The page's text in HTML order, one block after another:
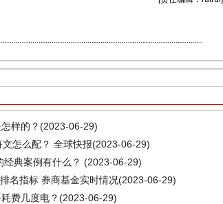
样的？(2023-06-29)
文怎么配？ 全球快报(2023-06-29)
典案例有什么？ (2023-06-29)
名指标 券商基金实时情况(2023-06-29)
费几度电？(2023-06-29)